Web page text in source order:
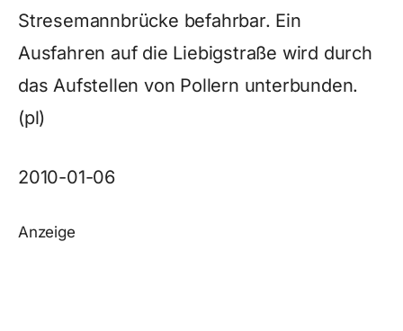
Stresemannbrücke befahrbar. Ein
Ausfahren auf die Liebigstraße wird durch
das Aufstellen von Pollern unterbunden.
(pl)
2010-01-06
Anzeige